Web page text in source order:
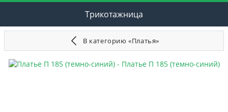
Трикотажница
В категорию «Платья»